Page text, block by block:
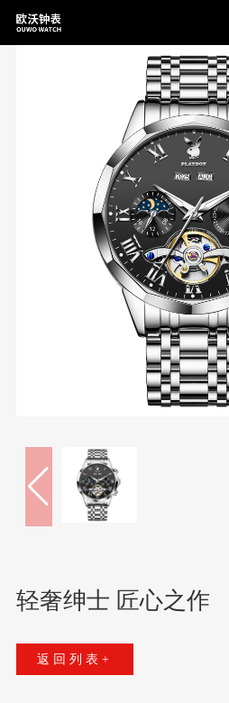
轻奢绅士 匠心之作
返回列表+